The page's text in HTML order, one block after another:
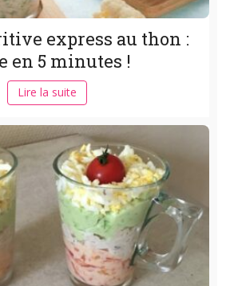
express au thon :
en 5 minutes !
Lire la suite